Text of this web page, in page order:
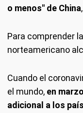
o menos" de China
Para comprender
norteamericano
Cuando el
el mundo, en
adicional a los